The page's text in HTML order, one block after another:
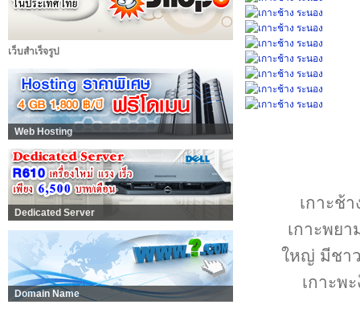
เว็บสำเร็จรูป
Web Hosting
Dedicated Server
Domain Name
เกาะช้
เกาะพย
ใหญ่ มีชา
เกาะพ